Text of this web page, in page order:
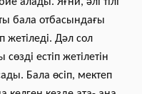
бала отбасындағы
жетіледі. Дәл сол
естіп жетілетін
Бала өсіп, мектеп